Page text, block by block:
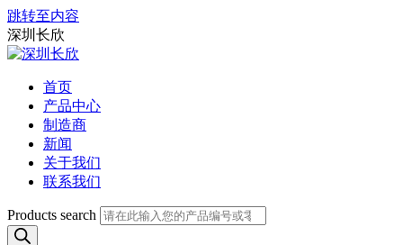
跳转至内容
深圳长欣
首页
产品中心
制造商
新闻
关于我们
联系我们
Products search